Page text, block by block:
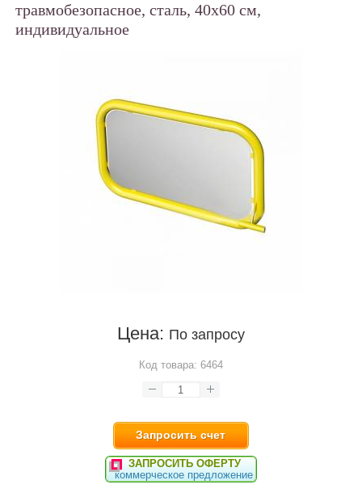
травмобезопасное, сталь, 40х60 cм,
индивидуальное
Цена: По запросу
Код товара: 6464
Запросить счет
ЗАПРОСИТЬ ОФЕРТУ
коммерческое предложение